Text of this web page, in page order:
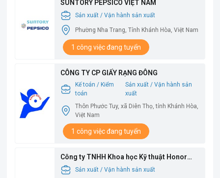
SUNTORY PEPSICO VIỆT NAM
Sản xuất / Vận hành sản xuất
Phường Nha Trang, Tỉnh Khánh Hòa, Việt Nam
1 công việc đang tuyển
CÔNG TY CP GIẤY RẠNG ĐÔNG
Kế toán / Kiểm
toán
Sản xuất / Vận hành sản
xuất
Thôn Phước Tuy, xã Diên Thọ, tỉnh Khánh Hòa,
Việt Nam
1 công việc đang tuyển
Công ty TNHH Khoa học Kỹ thuật Honor
Việt NamSản xuất / Vận hành sản xuất